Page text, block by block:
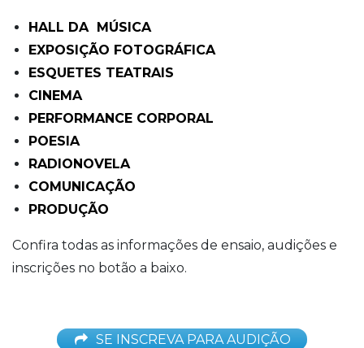
HALL DA MÚSICA
EXPOSIÇÃO FOTOGRÁFICA
ESQUETES TEATRAIS
CINEMA
PERFORMANCE CORPORAL
POESIA
RADIONOVELA
COMUNICAÇÃO
PRODUÇÃO
Confira todas as informações de ensaio, audições e
inscrições no botão a baixo.
SE INSCREVA PARA AUDIÇÃO